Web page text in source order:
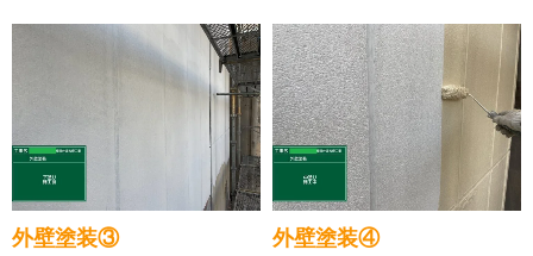
外壁塗装③ 外壁塗装④